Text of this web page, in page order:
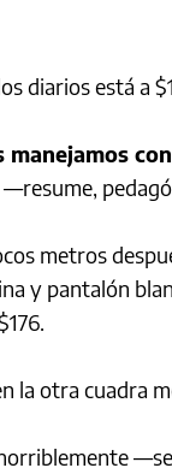
diarios está a
—resume,
metros
y pantalón
la otra cuadra